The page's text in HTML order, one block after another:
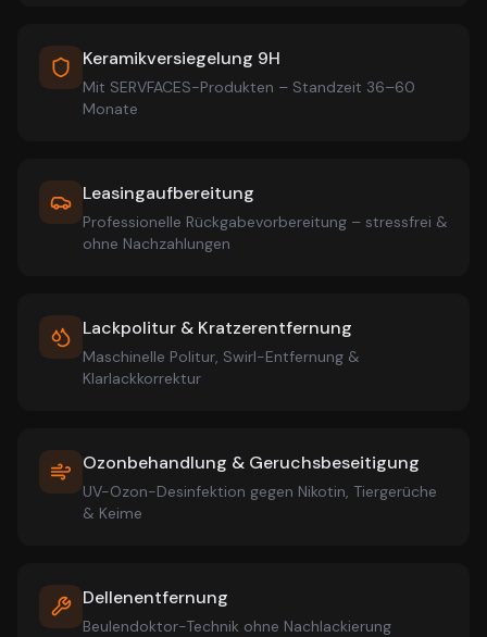
Keramikversiegelung 9H
Mit SERVFACES-Produkten – Standzeit 36–60
Monate
Leasingaufbereitung
Professionelle Rückgabevorbereitung – stressfrei &
ohne Nachzahlungen
Lackpolitur & Kratzerentfernung
Maschinelle Politur, Swirl-Entfernung &
Klarlackkorrektur
Ozonbehandlung & Geruchsbeseitigung
UV-Ozon-Desinfektion gegen Nikotin, Tiergerüche
& Keime
Dellenentfernung
Beulendoktor-Technik ohne Nachlackierung